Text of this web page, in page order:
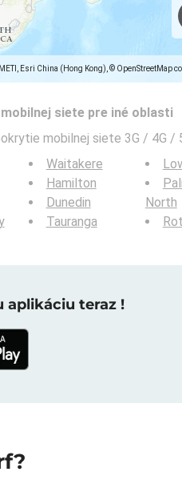
Esri China (Hong Kong), © OpenStreetMap
siete pre iné oblasti
mobilnej siete 3G / 4G /
Waitakere
Hamilton
Dunedin
Tauranga
North
aplikáciu teraz !